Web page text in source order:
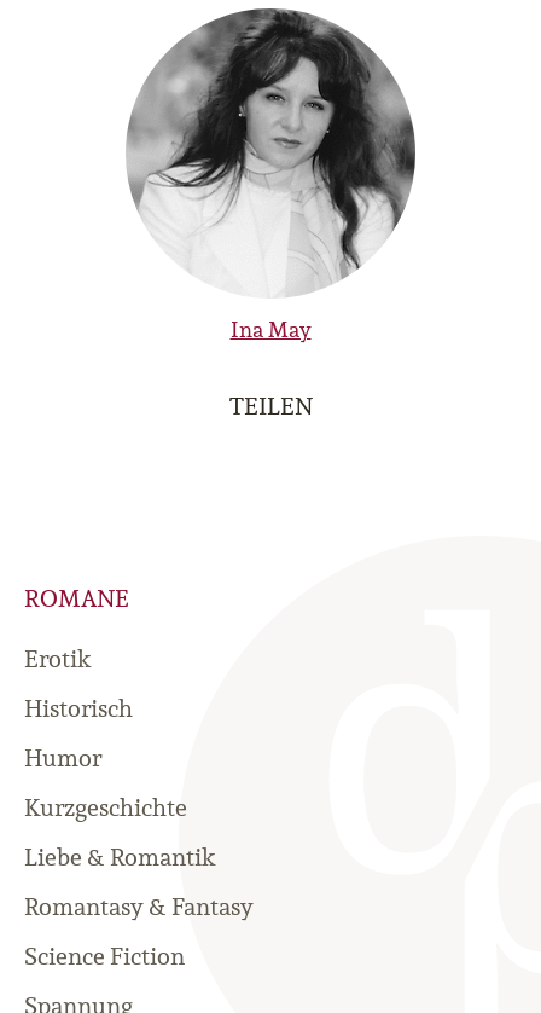
Ina May
TEILEN
ROMANE
Erotik
Historisch
Humor
Kurzgeschichte
Liebe & Romantik
Romantasy & Fantasy
Science Fiction
Spannung